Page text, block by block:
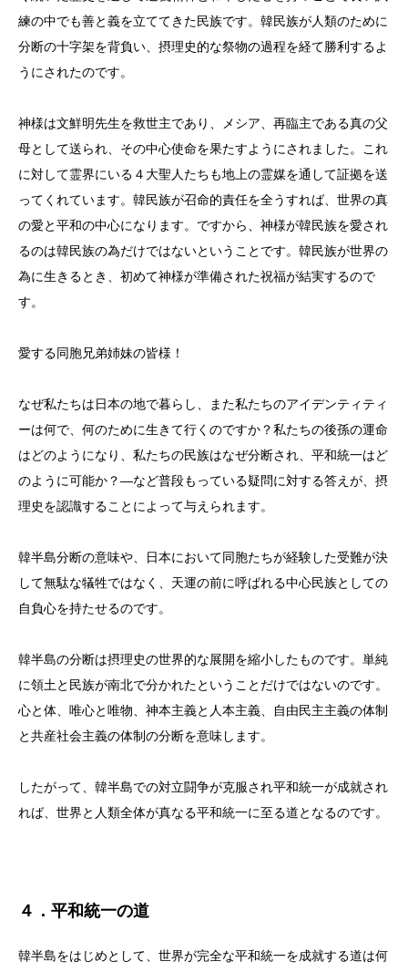
練の中でも善と義を立ててきた民族です。韓民族が人類のために
分断の十字架を背負い、摂理史的な祭物の過程を経て勝利するよ
うにされたのです。
神様は文鮮明先生を救世主であり、メシア、再臨主である真の父
母として送られ、その中心使命を果たすようにされました。これ
に対して霊界にいる４大聖人たちも地上の霊媒を通して証拠を送
ってくれています。韓民族が召命的責任を全うすれば、世界の真
の愛と平和の中心になります。ですから、神様が韓民族を愛され
るのは韓民族の為だけではないということです。韓民族が世界の
為に生きるとき、初めて神様が準備された祝福が結実するので
す。
愛する同胞兄弟姉妹の皆様！
なぜ私たちは日本の地で暮らし、また私たちのアイデンティティ
ーは何で、何のために生きて行くのですか？私たちの後孫の運命
はどのようになり、私たちの民族はなぜ分断され、平和統一はど
のように可能か？―など普段もっている疑問に対する答えが、摂
理史を認識することによって与えられます。
韓半島分断の意味や、日本において同胞たちが経験した受難が決
して無駄な犠牲ではなく、天運の前に呼ばれる中心民族としての
自負心を持たせるのです。
韓半島の分断は摂理史の世界的な展開を縮小したものです。単純
に領土と民族が南北で分かれたということだけではないのです。
心と体、唯心と唯物、神本主義と人本主義、自由民主主義の体制
と共産社会主義の体制の分断を意味します。
したがって、韓半島での対立闘争が克服され平和統一が成就され
れば、世界と人類全体が真なる平和統一に至る道となるのです。
４．平和統一の道
韓半島をはじめとして、世界が完全な平和統一を成就する道は何